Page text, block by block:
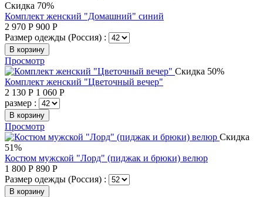
Скидка 70%
Комплект женский "Домашний" синий
2 970 Р 900 Р
Размер одежды (Россия) :
В корзину
Просмотр
Скидка 50%
Комплект женский "Цветочный вечер"
2 130 Р 1 060 Р
размер :
В корзину
Просмотр
Скидка
51%
Костюм мужской "Лорд" (пиджак и брюки) велюр
1 800 Р 890 Р
Размер одежды (Россия) :
В корзину